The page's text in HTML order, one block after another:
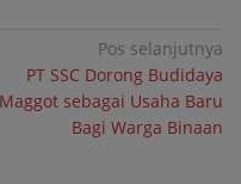
Pos selanjutnya
PT SSC Dorong Budidaya
Maggot sebagai Usaha Baru
Bagi Warga Binaan